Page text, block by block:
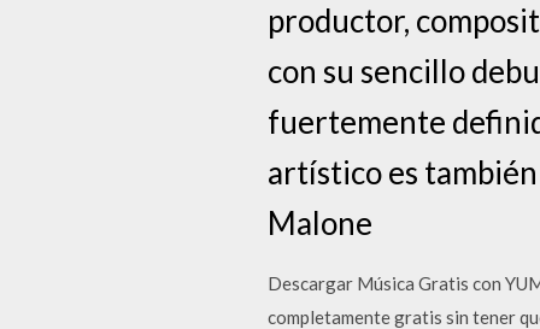
productor,
con su sencillo
fuertemente
artístico es
Malone
Descargar Música Gratis con
completamente gratis sin tener